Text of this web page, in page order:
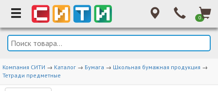
0
Компания СИТИ → Каталог → Бумага → Школьная бумажная продукция →
Тетради предметные